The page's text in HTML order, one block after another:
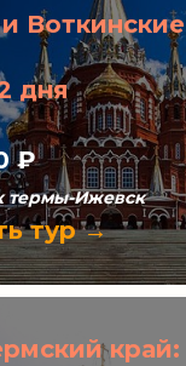
Воткинские
дня
₽
термы-Ижевск
тур →
край: